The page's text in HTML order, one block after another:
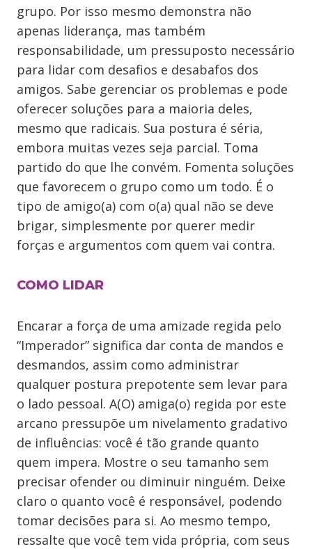
grupo. Por isso mesmo demonstra não
apenas liderança, mas também
responsabilidade, um pressuposto necessário
para lidar com desafios e desabafos dos
amigos. Sabe gerenciar os problemas e pode
oferecer soluções para a maioria deles,
mesmo que radicais. Sua postura é séria,
embora muitas vezes seja parcial. Toma
partido do que lhe convém. Fomenta soluções
que favorecem o grupo como um todo. É o
tipo de amigo(a) com o(a) qual não se deve
brigar, simplesmente por querer medir
forças e argumentos com quem vai contra.
COMO LIDAR
Encarar a força de uma amizade regida pelo
“Imperador” significa dar conta de mandos e
desmandos, assim como administrar
qualquer postura prepotente sem levar para
o lado pessoal. A(O) amiga(o) regida por este
arcano pressupõe um nivelamento gradativo
de influências: você é tão grande quanto
quem impera. Mostre o seu tamanho sem
precisar ofender ou diminuir ninguém. Deixe
claro o quanto você é responsável, podendo
tomar decisões para si. Ao mesmo tempo,
ressalte que você tem vida própria, com seus